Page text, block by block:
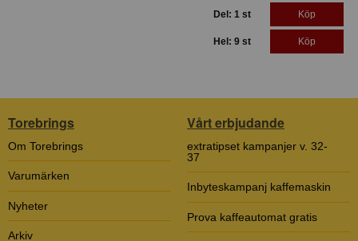
Del: 1 st Köp
Hel: 9 st Köp
Torebrings
Om Torebrings
Varumärken
Nyheter
Arkiv
Vårt erbjudande
extratipset kampanjer v. 32-
37
Inbyteskampanj kaffemaskin
Prova kaffeautomat gratis